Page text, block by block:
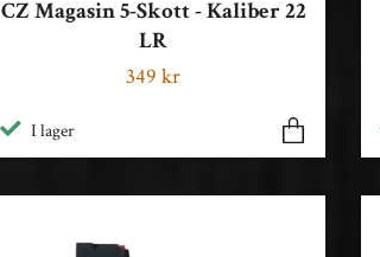
CZ Magasin 5-Skott - Kaliber 22
LR
349 kr
I lager